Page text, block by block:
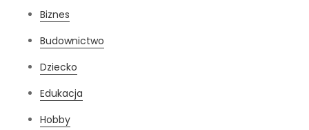
Biznes
Budownictwo
Dziecko
Edukacja
Hobby